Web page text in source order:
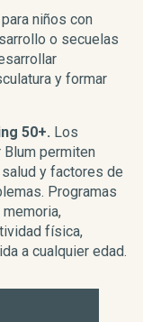
niños con
o secuelas
y formar
50+. Los
permiten
y factores de
Programas
física,
a cualquier edad.